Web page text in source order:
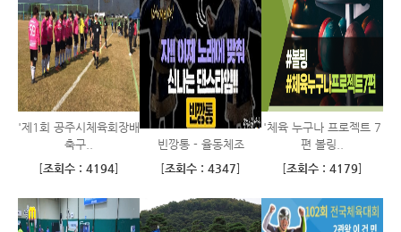
'제1회 공주시체육회장배
축구..
[조회수 : 4194]
빈깡통 - 율동체조
[조회수 : 4347]
'체육 누구나 프로젝트 7
편 볼링..
[조회수 : 4179]